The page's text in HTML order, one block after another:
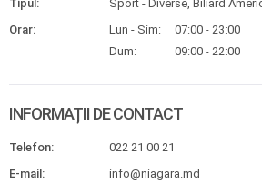
Tipul:
Sport - Diverse, Biliard
Orar:
Lun - Sim:
07:00 - 23:00
Dum:
09:00 - 22:00
INFORMAȚII DE CONTACT
Telefon:
022 21 00 21
E-mail:
info@niagara.md